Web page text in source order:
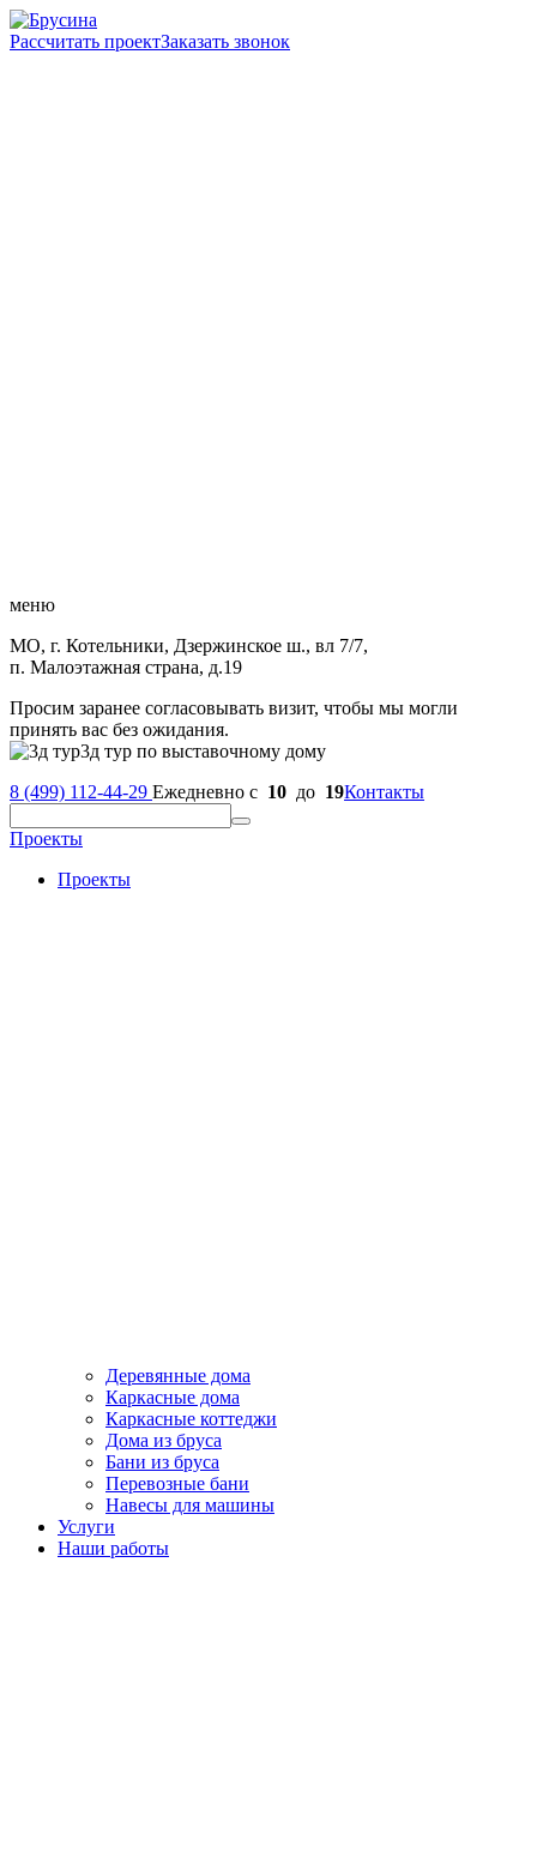
Рассчитать проектЗаказать звонок
меню
МО, г. Котельники, Дзержинское ш., вл 7/7,
п. Малоэтажная страна, д.19
Просим заранее согласовывать визит, чтобы мы могли
принять вас без ожидания.
3д тур по выставочному дому
8 (499) 112-44-29 Ежедневно с 10 до 19Контакты
Проекты
Проекты
Деревянные дома
Каркасные дома
Каркасные коттеджи
Дома из бруса
Бани из бруса
Перевозные бани
Навесы для машины
Услуги
Наши работы